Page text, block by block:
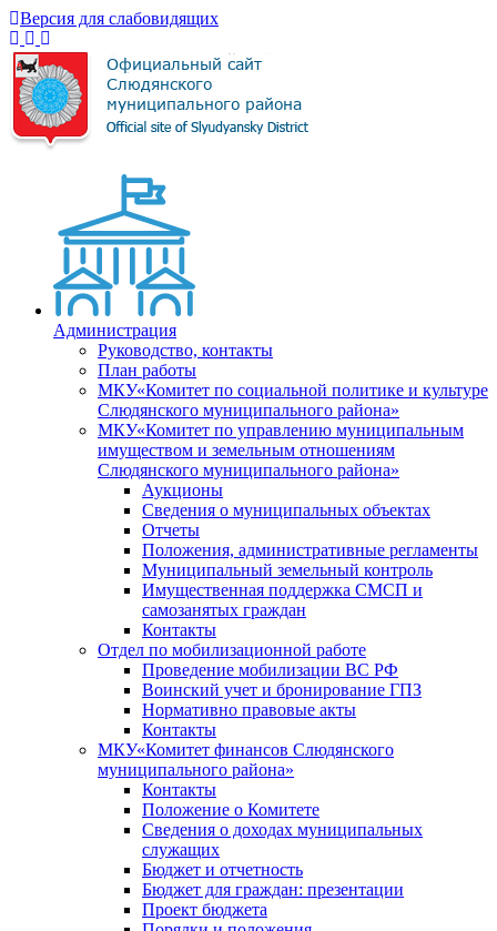
Версия для слабовидящих
Администрация
Руководство, контакты
План работы
МКУ«Комитет по социальной политике и культуре
Слюдянского муниципального района»
МКУ«Комитет по управлению муниципальным
имуществом и земельным отношениям
Слюдянского муниципального района»
Аукционы
Сведения о муниципальных объектах
Отчеты
Положения, административные регламенты
Муниципальный земельный контроль
Имущественная поддержка СМСП и
самозанятых граждан
Контакты
Отдел по мобилизационной работе
Проведение мобилизации ВС РФ
Воинский учет и бронирование ГПЗ
Нормативно правовые акты
Контакты
МКУ«Комитет финансов Слюдянского
муниципального района»
Контакты
Положение о Комитете
Сведения о доходах муниципальных
служащих
Бюджет и отчетность
Бюджет для граждан: презентации
Проект бюджета